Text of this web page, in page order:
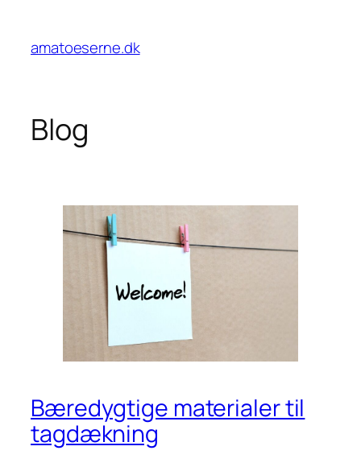
indhold
amatoeserne.dk
Blog
Bæredygtige materialer til
tagdækning